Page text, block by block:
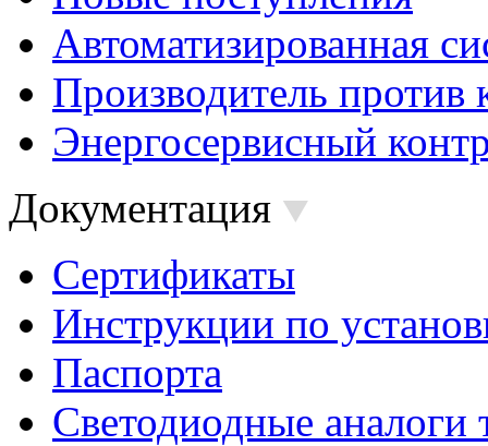
Автоматизированная
Производитель против
Энергосервисный
Документация
Сертификаты
Инструкции по
Паспорта
Светодиодные аналоги